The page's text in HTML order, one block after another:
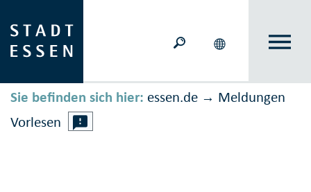
Sie befinden sich hier: essen.de → Meldungen
Vorlesen